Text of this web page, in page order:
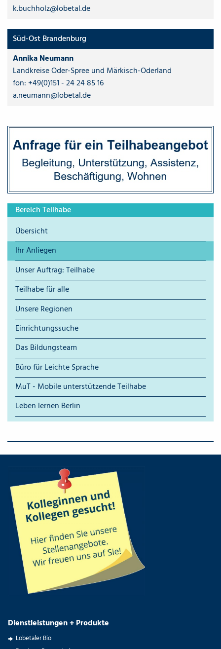
k.buchholz@lobetal.de
Süd-Ost Brandenburg
Annika Neumann
Landkreise Oder-Spree und Märkisch-Oderland
fon: +49(0)151 - 24 24 85 16
a.neumann@lobetal.de
Bereich Teilhabe
Übersicht
Ihr Anliegen
Unser Auftrag: Teilhabe
Teilhabe für alle
Unsere Regionen
Einrichtungssuche
Das Bildungsteam
Büro für Leichte Sprache
MuT - Mobile unterstützende Teilhabe
Leben lernen Berlin
Dienstleistungen + Produkte
Lobetaler Bio